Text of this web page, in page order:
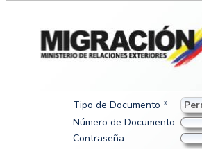
Tipo de Documento *
Número de Documento
Contraseña